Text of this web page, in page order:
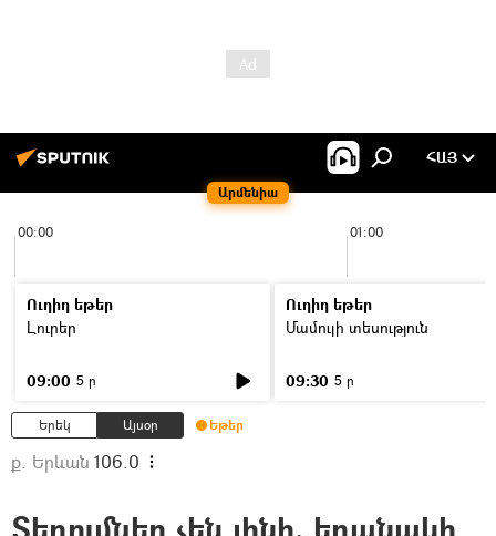
Արմենիա
ՀԱՅ
00:00 01:00
Ուղիղ եթեր
Լուրեր
09:00 5 ր
Ուղիղ եթեր
Մամուլի տեսություն
09:30 5 ր
Երեկ Այսօր Եթեր
ք. Երևան 106.0